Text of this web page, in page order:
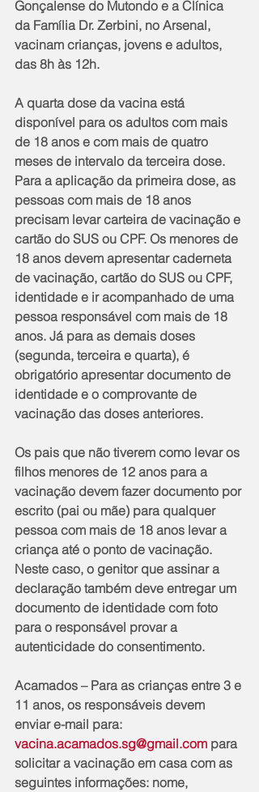
Gonçalense do Mutondo e a Clínica
da Família Dr. Zerbini, no Arsenal,
vacinam crianças, jovens e adultos,
das 8h às 12h.
A quarta dose da vacina está
disponível para os adultos com mais
de 18 anos e com mais de quatro
meses de intervalo da terceira dose.
Para a aplicação da primeira dose, as
pessoas com mais de 18 anos
precisam levar carteira de vacinação e
cartão do SUS ou CPF. Os menores de
18 anos devem apresentar caderneta
de vacinação, cartão do SUS ou CPF,
identidade e ir acompanhado de uma
pessoa responsável com mais de 18
anos. Já para as demais doses
(segunda, terceira e quarta), é
obrigatório apresentar documento de
identidade e o comprovante de
vacinação das doses anteriores.
Os pais que não tiverem como levar os
filhos menores de 12 anos para a
vacinação devem fazer documento por
escrito (pai ou mãe) para qualquer
pessoa com mais de 18 anos levar a
criança até o ponto de vacinação.
Neste caso, o genitor que assinar a
declaração também deve entregar um
documento de identidade com foto
para o responsável provar a
autenticidade do consentimento.
Acamados – Para as crianças entre 3 e
11 anos, os responsáveis devem
enviar e-mail para:
vacina.acamados.sg@gmail.com para
solicitar a vacinação em casa com as
seguintes informações: nome,